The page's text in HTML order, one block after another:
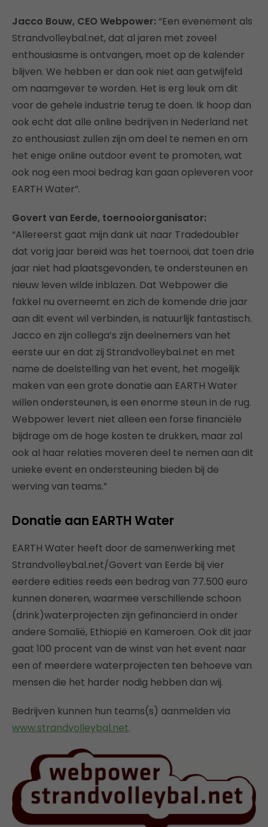
Jacco Bouw, CEO Webpower: “Een evenement als
Strandvolleybal.net, dat al jaren met zoveel
enthousiasme is ontvangen, moet op de kalender
blijven. We hebben er dan ook niet aan getwijfeld
om naamgever te worden. Het is erg leuk om dit
voor de gehele industrie terug te doen. Ik hoop dan
ook echt dat alle online bedrijven in Nederland net
zo enthousiast zullen zijn om deel te nemen en om
het enige online outdoor event te promoten, wat
ook nog een mooi bedrag kan gaan opleveren voor
EARTH Water”.
Govert van Eerde, toernooiorganisator:
“Allereerst gaat mijn dank uit naar Tradedoubler
dat vorig jaar bereid was het toernooi, dat toen drie
jaar niet had plaatsgevonden, te ondersteunen en
nieuw leven wilde inblazen. Dat Webpower die
fakkel nu overneemt en zich de komende drie jaar
aan dit event wil verbinden, is natuurlijk fantastisch.
Jacco en zijn collega’s zijn deelnemers van het
eerste uur en dat zij Strandvolleybal.net en met
name de doelstelling van het event, het mogelijk
maken van een grote donatie aan EARTH Water
willen ondersteunen, is een enorme steun in de rug.
Webpower levert niet alleen een forse financiële
bijdrage om de hoge kosten te drukken, maar zal
ook al haar relaties moveren deel te nemen aan dit
unieke event en ondersteuning bieden bij de
werving van teams.”
Donatie aan EARTH Water
EARTH Water heeft door de samenwerking met
Strandvolleybal.net/Govert van Eerde bij vier
eerdere edities reeds een bedrag van 77.500 euro
kunnen doneren, waarmee verschillende schoon
(drink)waterprojecten zijn gefinancierd in onder
andere Somalië, Ethiopië en Kameroen. Ook dit jaar
gaat 100 procent van de winst van het event naar
een of meerdere waterprojecten ten behoeve van
mensen die het harder nodig hebben dan wij.
Bedrijven kunnen hun teams(s) aanmelden via
www.strandvolleybal.net.